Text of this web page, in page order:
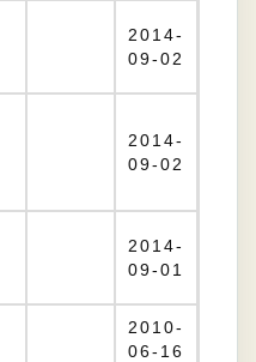
2014-
09-02
2014-
09-02
2014-
09-01
2010-
06-16